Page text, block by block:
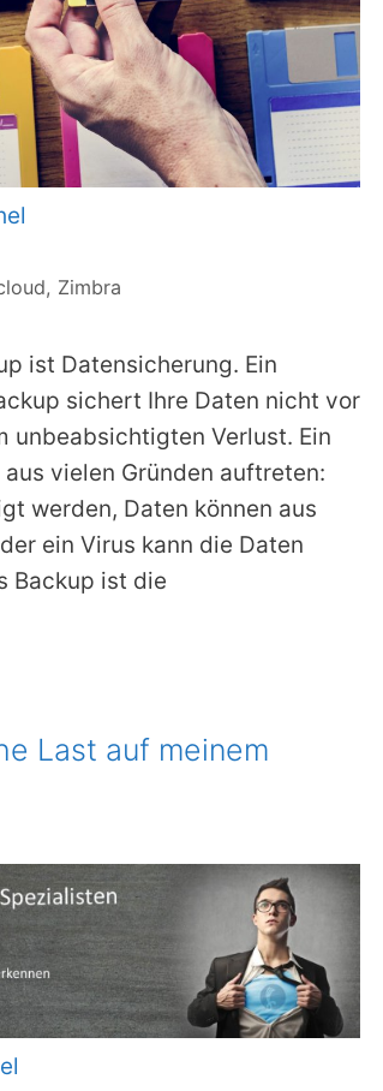
, Zimbra
ist Datensicherung. Ein
sichert Ihre Daten nicht vor
unbeabsichtigten Verlust. Ein
vielen Gründen auftreten:
werden, Daten können aus
ein Virus kann die Daten
Backup ist die
Last auf meinem